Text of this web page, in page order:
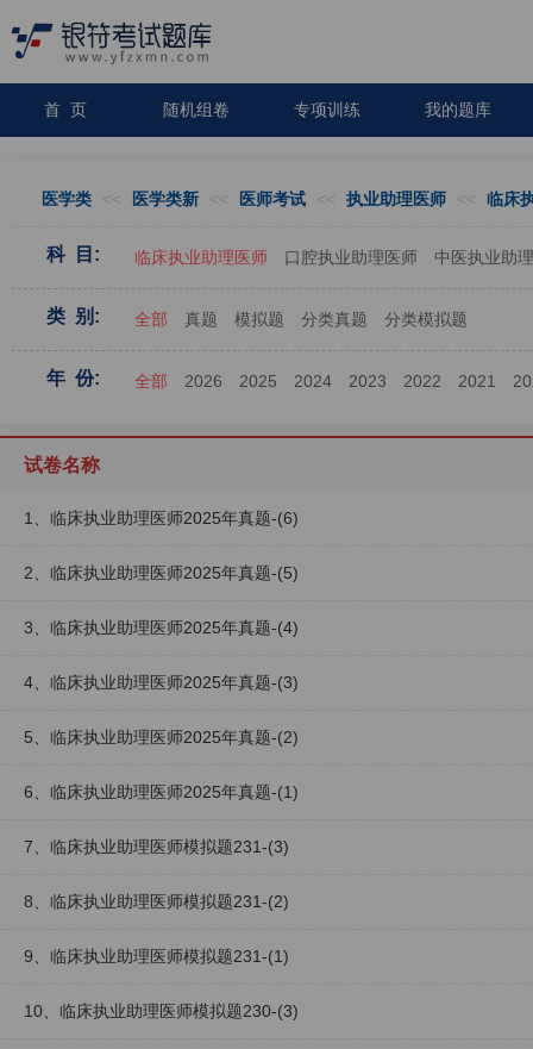
首 页 随机组卷 专项训练 我的题库
医学类 << 医学类新 << 医师考试 << 执业助理医师 << 临床
科 目: 临床执业助理医师 口腔执业助理医师 中医执业助
类 别: 全部 真题 模拟题 分类真题 分类模拟题
年 份: 全部 2026 2025 2024 2023 2022 2021
试卷名称
1、临床执业助理医师2025年真题-(6)
2、临床执业助理医师2025年真题-(5)
3、临床执业助理医师2025年真题-(4)
4、临床执业助理医师2025年真题-(3)
5、临床执业助理医师2025年真题-(2)
6、临床执业助理医师2025年真题-(1)
7、临床执业助理医师模拟题231-(3)
8、临床执业助理医师模拟题231-(2)
9、临床执业助理医师模拟题231-(1)
10、临床执业助理医师模拟题230-(3)